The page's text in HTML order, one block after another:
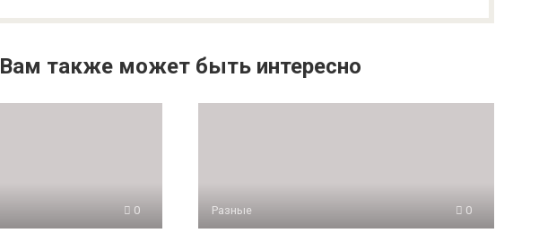
Вам также может быть интересно
0 Разные 0